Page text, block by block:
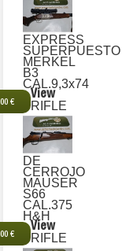
EXPRESS
SUPERPUESTO
MERKEL
B3
CAL.9,3x74
€
View
RIFLE
DE
CERROJO
MAUSER
S66
CAL.375
H&H
€
View
RIFLE